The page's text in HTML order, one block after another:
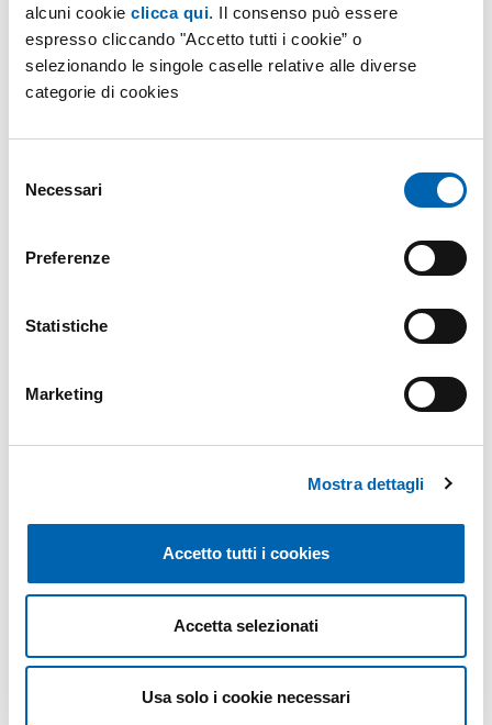
alcuni cookie clicca qui. Il consenso può essere
espresso cliccando "Accetto tutti i cookie” o
selezionando le singole caselle relative alle diverse
categorie di cookies
delNecessari
Preferenze
Statistiche
Marketing
Mostra dettagli
Accetto tutti i cookies
Accetta selezionati
Usa solo i cookie necessari
Provincia
Email
Sei già nostro cliente
Messaggio
contatti).
Ti potrebbe interessare anche